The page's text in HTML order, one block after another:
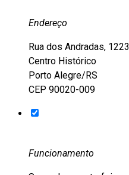
Endereço
Rua dos Andradas, 1223
Centro Histórico
Porto Alegre/RS
CEP 90020-009
Funcionamento